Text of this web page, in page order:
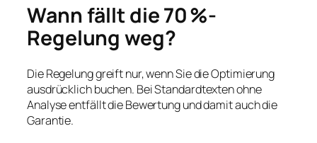
Wann fällt die 70 %-
Regelung weg?
Die Regelung greift nur, wenn Sie die Optimierung
ausdrücklich buchen. Bei Standardtexten ohne
Analyse entfällt die Bewertung und damit auch die
Garantie.